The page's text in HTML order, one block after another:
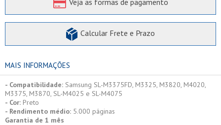
Veja as formas de pagamento
Calcular Frete e Prazo
MAIS INFORMAÇÕES
- Compatibilidade: Samsung SL-M3375FD, M3325, M3820, M4020,
M3375, M3870, SL-M4025 e SL-M4075
- Cor: Preto
- Rendimento médio: 5.000 páginas
Garantia de 1 mês